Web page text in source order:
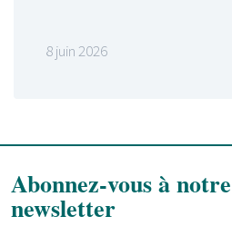
8 juin 2026
Abonnez-vous à notre
newsletter